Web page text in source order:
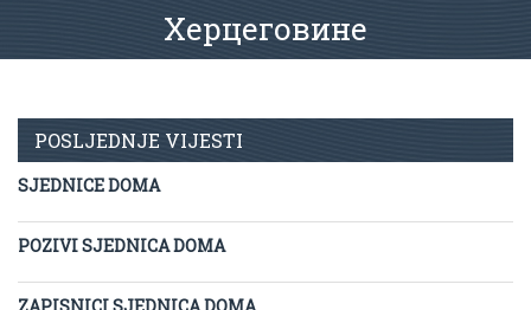
Херцеговине
POSLJEDNJE VIJESTI
SJEDNICE DOMA
POZIVI SJEDNICA DOMA